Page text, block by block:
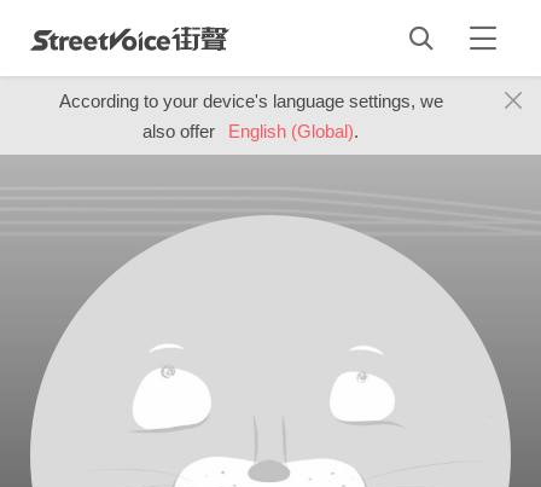
According to your device's language settings, we
also offer
English (Global).